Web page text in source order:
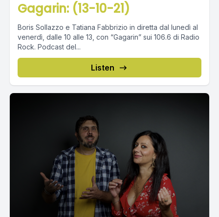
Gagarin: (13-10-21)
Boris Sollazzo e Tatiana Fabbrizio in diretta dal lunedì al
venerdì, dalle 10 alle 13, con “Gagarin” sui 106.6 di Radio
Rock. Podcast del...
Listen